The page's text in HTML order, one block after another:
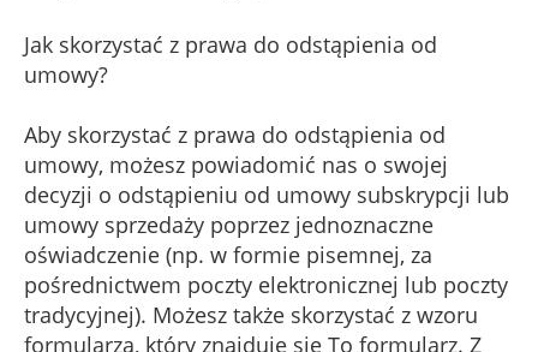
Jak skorzystać z prawa do odstąpienia od
umowy?
Aby skorzystać z prawa do odstąpienia od
umowy, możesz powiadomić nas o swojej
decyzji o odstąpieniu od umowy subskrypcji lub
umowy sprzedaży poprzez jednoznaczne
oświadczenie (np. w formie pisemnej, za
pośrednictwem poczty elektronicznej lub poczty
tradycyjnej). Możesz także skorzystać z wzoru
formularza, który znajduje się To formularz. Z